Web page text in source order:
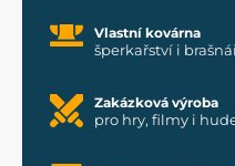
Vlastní kovárna
šperkařství i
Zakázková výroba
pro hry, filmy i